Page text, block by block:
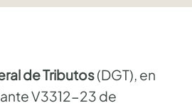
de Tributos(DGT), en
V3312-23 de